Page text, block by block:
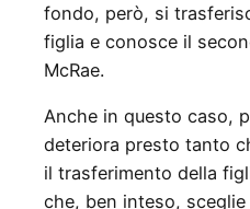
fondo, però, si
figlia e conosce il
McRae.
Anche in questo caso,
deteriora presto tanto
il trasferimento della
che, ben inteso,